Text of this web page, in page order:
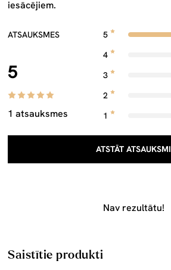
iesācējiem.
ATSAUKSMES
5
1 atsauksmes
5
4
3
2
1
ATSTĀT ATSAUKSMI
Nav rezultātu!
Saistītie produkti